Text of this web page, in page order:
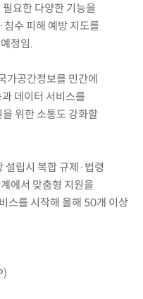
요한 다양한 기능을
수 피해 예방 지도를
정임.
공간정보를 민간에
데이터 서비스를
위한 소통도 강화할
설립시 복합 규제·법령
에서 맞춤형 지원을
스를 시작해 올해 50개 이상